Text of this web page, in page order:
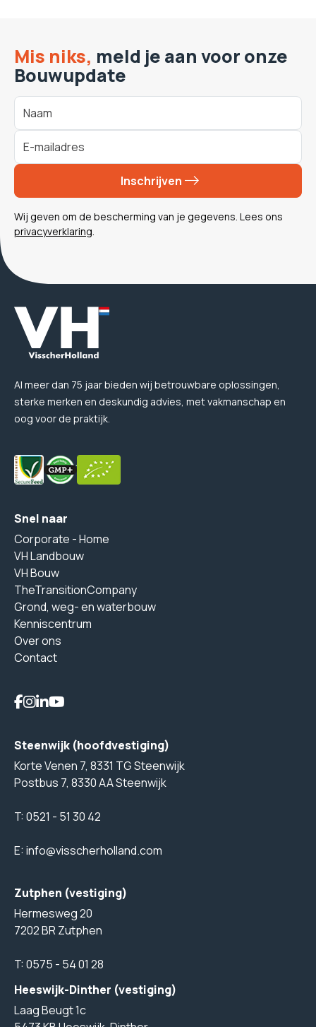
Mis niks, meld je aan voor onze
Bouwupdate
Inschrijven
Wij geven om de bescherming van je gegevens. Lees ons
privacyverklaring.
Al meer dan 75 jaar bieden wij betrouwbare oplossingen,
sterke merken en deskundig advies, met vakmanschap en
oog voor de praktijk.
Snel naar
Corporate - Home
VH Landbouw
VH Bouw
TheTransitionCompany
Grond, weg- en waterbouw
Kenniscentrum
Over ons
Contact
Steenwijk (hoofdvestiging)
Korte Venen 7, 8331 TG Steenwijk
Postbus 7, 8330 AA Steenwijk
T:0521 - 51 30 42
E:info@visscherholland.com
Zutphen (vestiging)
Hermesweg 20
7202 BR Zutphen
T:0575 - 54 01 28
Heeswijk-Dinther (vestiging)
Laag Beugt 1c